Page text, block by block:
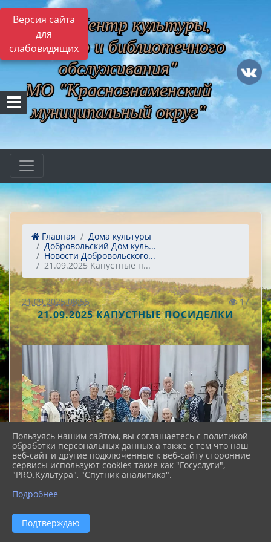
Версия сайта
для
слабовидящих
МБУ "Центр культуры,
музейного и библиотечного
обслуживания"
МО "Краснознаменский
муниципальный округ"
Главная
Дома культуры
Добровольский Дом куль...
Новости Добровольского...
21.09.2025 Капустные п...
21.09.2025 08:55 17
21.09.2025 КАПУСТНЫЕ ПОСИДЕЛКИ
Сегодня в теплой атмосфере прошли посиделки,
Пользуясь нашим сайтом, вы соглашаетесь с политикой
обработки персональных данных а также с тем что наш
веб-сайт и другие подключенные к веб-сайту сторонние
сервисы используют cookies такие как "Госуслуги",
"PRO.Культура", "Спутник аналитика".
Подробнее
Подтверждаю